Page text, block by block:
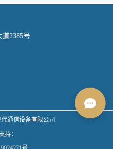
2385号
通信设备有限公司
持：